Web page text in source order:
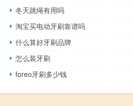
冬天跳绳有用吗
淘宝买电动牙刷靠谱吗
什么算好牙刷品牌
怎么装牙刷
foreo牙刷多少钱